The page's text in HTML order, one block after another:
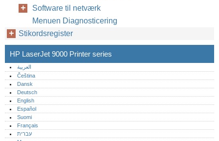
Software til netværk
Menuen Diagnosticering
Stikordsregister
HP LaserJet 9000 Printer series
العربية
Čeština
Dansk
Deutsch
English
Español
Suomi
Français
עברית